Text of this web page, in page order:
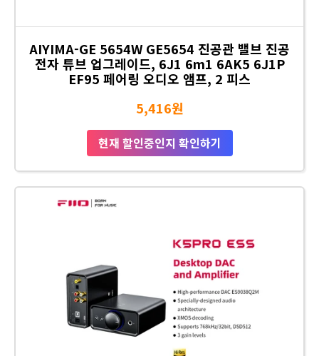
AIYIMA-GE 5654W GE5654 진공관 밸브 진공
전자 튜브 업그레이드, 6J1 6m1 6AK5 6J1P
EF95 페어링 오디오 앰프, 2 피스
5,416원
현재 할인중인지 확인하기